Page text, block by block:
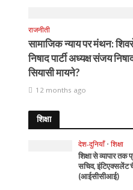
राजनीती
सामाजिक न्याय पर मंथन:
निषाद पार्टी अध्यक्ष संजय
सियासी मायने?
12 months ago
शिक्षा
देश-दुनियाँ • शिक्षा
शिक्षा से व्यापार तक
सचिव, इंटिएक्सलेंट
(आईसीसीआई)